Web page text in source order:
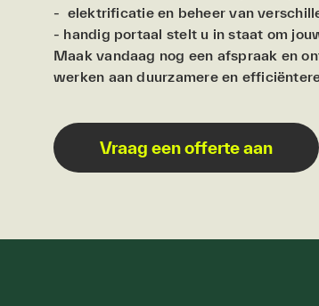
- elektrificatie en beheer van
- handig portaal stelt u in staat om
Maak vandaag nog een afspraak en
werken aan duurzamere en
Vraag een offerte aan